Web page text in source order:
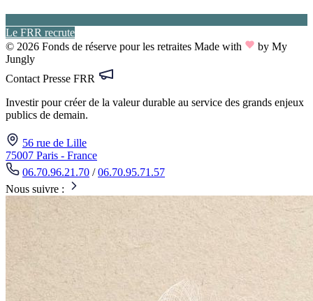
Le FRR recrute
© 2026 Fonds de réserve pour les retraites Made with
by My
Jungly
Contact Presse FRR
Investir pour créer de la valeur durable au service des grands enjeux
publics de demain.
56 rue de Lille
75007 Paris - France
06.70.96.21.70 /06.70.95.71.57
Nous suivre :